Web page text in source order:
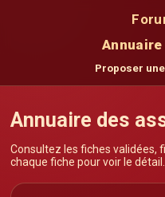
Proposer
Annuaire des
Consultez les fiches validées,
chaque fiche pour voir le détail.